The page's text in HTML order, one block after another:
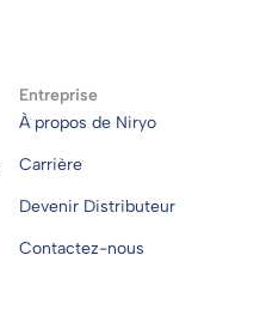
Entreprise
À propos de Niryo
Carrière
Devenir Distributeur
Contactez-nous